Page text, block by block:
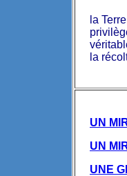
Cette
la
la
UN
UN
UNE